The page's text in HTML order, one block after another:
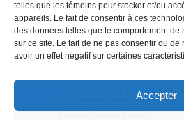
telles que les témoins pour stocker et/ou
appareils. Le fait de consentir à ces
des données telles que le comportement
sur ce site. Le fait de ne pas consentir ou
avoir un effet négatif sur certaines
Accepter
mars 2019
Décembre 2018